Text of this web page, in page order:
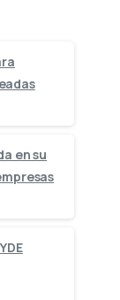
en su